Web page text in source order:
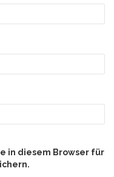
in diesem Browser für